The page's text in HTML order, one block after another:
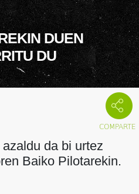
DUEN
DU
da bi urtez
Baiko Pilotarekin.